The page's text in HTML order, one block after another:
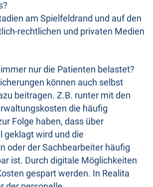
am Spielfeldrand und auf den
rechtlichen und privaten Medien
nur die Patienten belastet?
können auch selbst
beitragen. Z.B. runter mit den
die häufig
Folge haben, dass über
geklagt wird und die
oder der Sachbearbeiter häufig
ist. Durch digitale Möglichkeiten
gespart werden. In Realita